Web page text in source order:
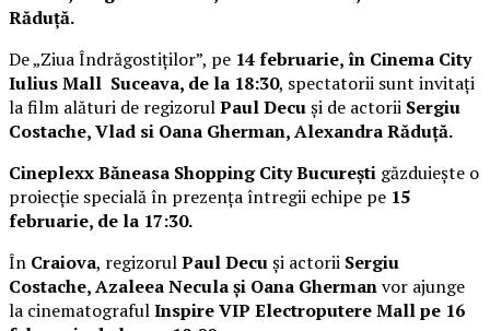
Răduță.
De „Ziua Îndrăgostiților”, pe 14 februarie, în Cinema City
Iulius Mall Suceava, de la 18:30, spectatorii sunt invitați
la film alături de regizorulPaul Decuși de actorii Sergiu
Costache, Vlad si Oana Gherman, Alexandra Răduță.
Cineplexx Băneasa Shopping City București găzduiește o
proiecție specială în prezența întregii echipe pe 15
februarie, de la 17:30.
În Craiova, regizorulPaul Decuși actorii Sergiu
Costache, Azaleea Necula și Oana Ghermanvor ajunge
la cinematografulInspire VIP Electroputere Mall pe 16